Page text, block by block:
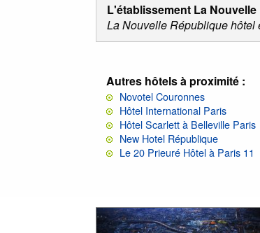
L'établissement La
La Nouvelle République hôtel
Autres hôtels à proximité :
Novotel Couronnes
Hôtel International Paris
Hôtel Scarlett à Belleville Paris
New Hotel République
Le 20 Prieuré Hôtel à Paris 11